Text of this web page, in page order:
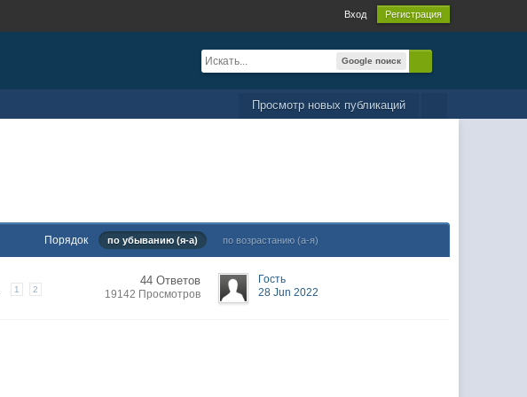
Вход Регистрация
Google поиск
Просмотр новых публикаций
Порядок по убыванию (я-а) по возрастанию (а-я)
1
2
44 Ответов
19142 Просмотров
Гость
28 Jun 2022